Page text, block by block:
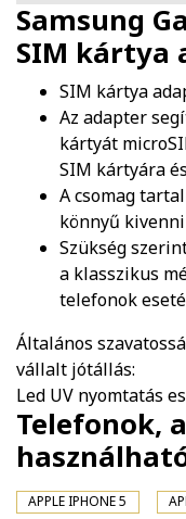
Samsung
SIM kártya
SIM kártya
Az adapter
kártyát
SIM kártyára
A csomag
könnyű
Szükség
a klasszikus
telefonok
Általános
vállalt jótállás:
Led UV nyomtatás
Telefonok,
APPLE IPHONE 5